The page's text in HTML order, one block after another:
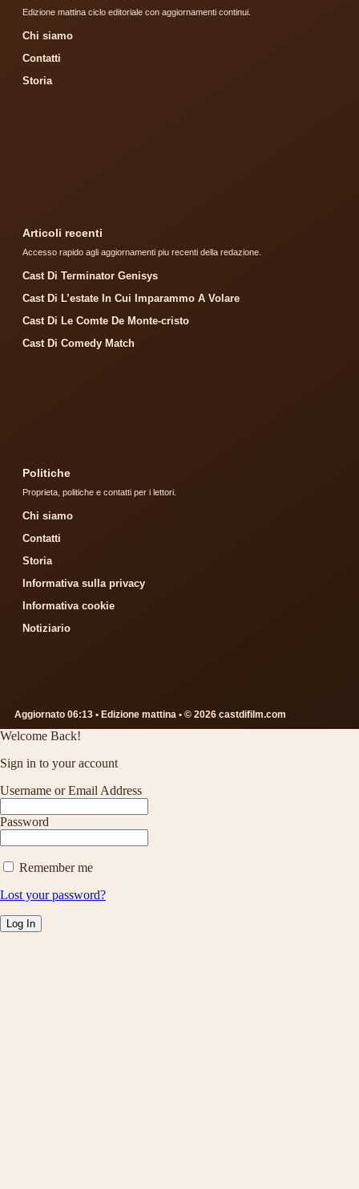
Edizione mattina ciclo editoriale con aggiornamenti continui.
Chi siamo
Contatti
Storia
Articoli recenti
Accesso rapido agli aggiornamenti piu recenti della redazione.
Cast Di Terminator Genisys
Cast Di L’estate In Cui Imparammo A Volare
Cast Di Le Comte De Monte-cristo
Cast Di Comedy Match
Politiche
Proprieta, politiche e contatti per i lettori.
Chi siamo
Contatti
Storia
Informativa sulla privacy
Informativa cookie
Notiziario
Aggiornato 06:13 • Edizione mattina • © 2026 castdifilm.com
Welcome Back!
Sign in to your account
Username or Email Address
Password
Remember me
Lost your password?